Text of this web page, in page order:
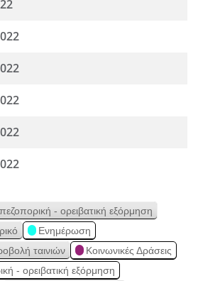
- ορειβατική εξόρμηση
Ενημέρωση
ταινιών
Κοινωνικές Δράσεις
- ορειβατική εξόρμηση